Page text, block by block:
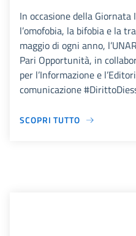
In occasione della
l’omofobia, la bifobia e la
maggio di ogni anno,
Pari Opportunità, in
per l’Informazione e
comunicazione
SCOPRI TUTTO